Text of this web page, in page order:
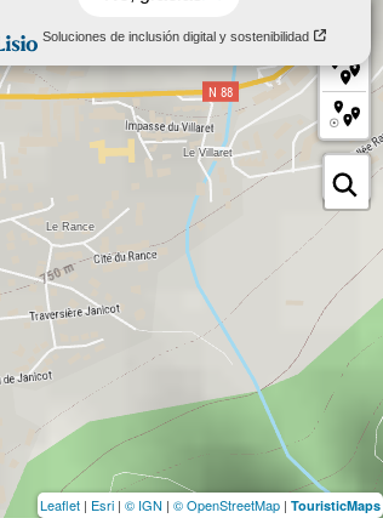
Leaflet | Esri | © IGN | © OpenStreetMap | TouristicMaps